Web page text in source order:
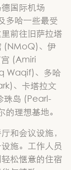
国际机场
哈一些最受
前往旧萨拉塔
(NMoQ)、伊
(Amiri
Waqif)、多哈
、卡塔拉文
岛 (Pearl-
理想基地。
和会议设施，
施。工作人员
松惬意的住宿